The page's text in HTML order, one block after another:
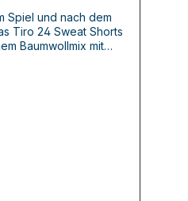
Spiel und nach dem
Tiro 24 Sweat Shorts
Baumwollmix mit
Taschen auf der
außerdem wichtige
oder
Die